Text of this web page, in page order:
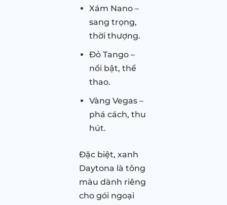
Xám Nano –
sang trọng,
thời thượng.
Đỏ Tango –
nổi bật, thể
thao.
Vàng Vegas –
phá cách, thu
hút.
Đặc biệt, xanh
Daytona là tông
màu dành riêng
cho gói ngoại